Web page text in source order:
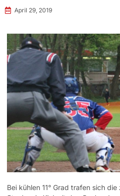
April 29, 2019
Bei kühlen 11° Grad trafen sich